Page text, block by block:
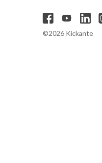
©2026 Kickante